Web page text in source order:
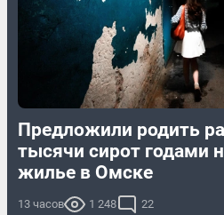
Предложили родить
тысячи сирот годами
жилье в Омске
13 часов 1 248 22